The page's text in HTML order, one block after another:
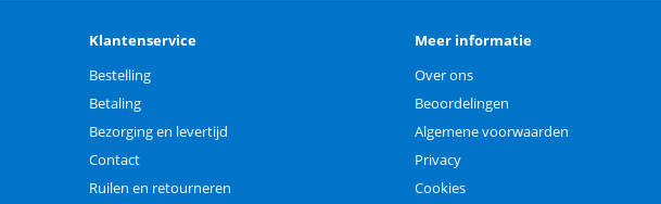
Klantenservice
Bestelling
Betaling
Bezorging en levertijd
Contact
Ruilen en retourneren
Meer informatie
Over ons
Beoordelingen
Algemene voorwaarden
Privacy
Cookies